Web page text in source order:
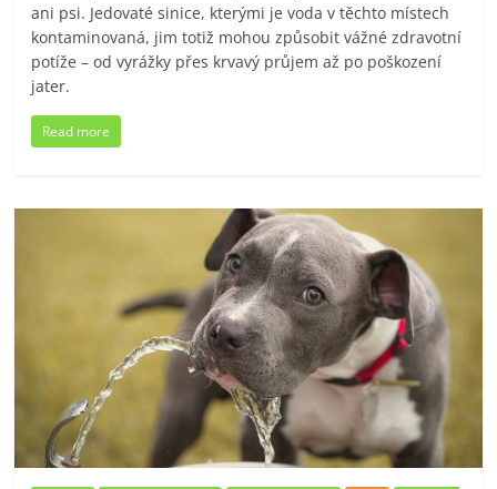
ani psi. Jedovaté sinice, kterými je voda v těchto místech
kontaminovaná, jim totiž mohou způsobit vážné zdravotní
potíže – od vyrážky přes krvavý průjem až po poškození
jater.
Read more